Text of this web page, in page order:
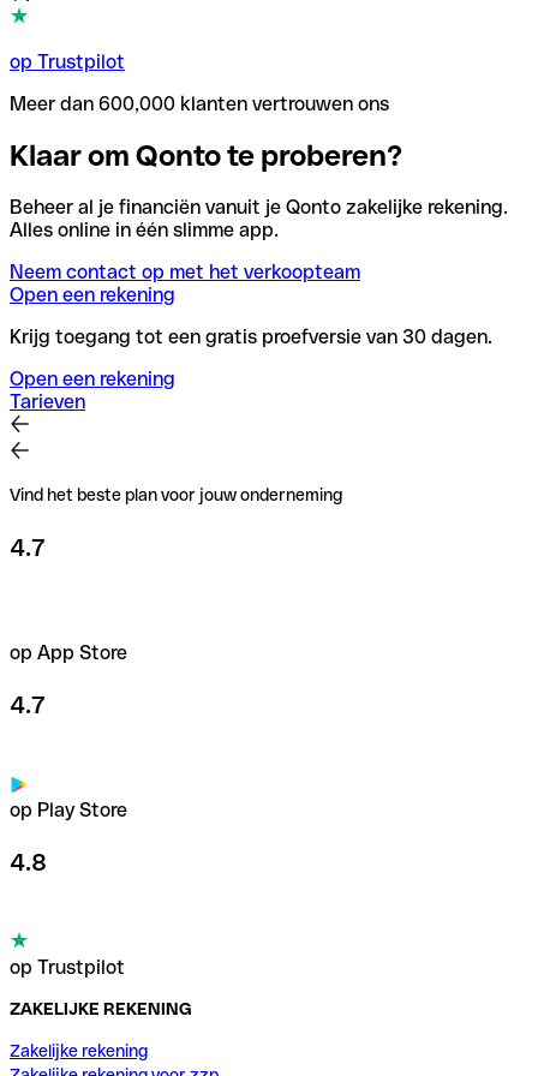
op Trustpilot
Meer dan 600,000 klanten vertrouwen ons
Klaar om Qonto te proberen?
Beheer al je financiën vanuit je Qonto zakelijke rekening.
Alles online in één slimme app.
Neem contact op met het verkoopteam
Open een rekening
Krijg toegang tot een gratis proefversie van 30 dagen.
Open een rekening
Tarieven
Vind het beste plan voor jouw onderneming
4.7
op App Store
4.7
op Play Store
4.8
op Trustpilot
ZAKELIJKE REKENING
Zakelijke rekening